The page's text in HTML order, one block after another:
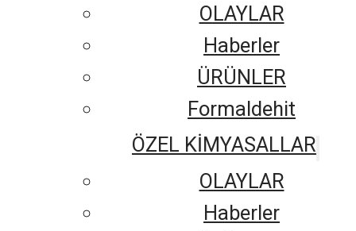
OLAYLAR
Haberler
ÜRÜNLER
Formaldehit
ÖZEL KİMYASALLAR
OLAYLAR
Haberler